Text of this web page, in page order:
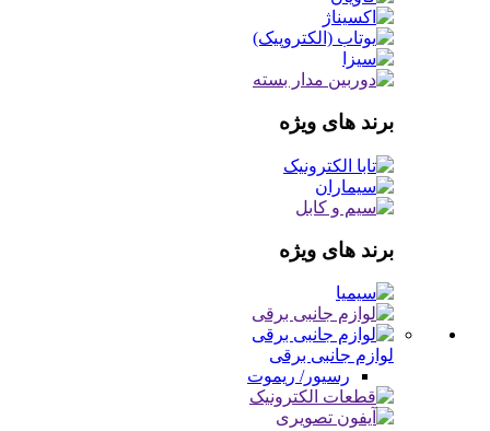
برند های ویژه
برند های ویژه
لوازم جانبی برقی
رسیور/ ریموت